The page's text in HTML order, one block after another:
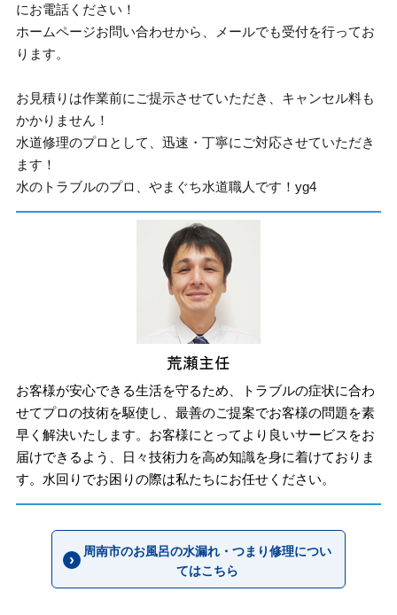
にお電話ください！
ホームページお問い合わせから、メールでも受付を行ってお
ります。
お見積りは作業前にご提示させていただき、キャンセル料も
かかりません！
水道修理のプロとして、迅速・丁寧にご対応させていただき
ます！
水のトラブルのプロ、やまぐち水道職人です！yg4
お客様が安心できる生活を守るため、トラブルの症状に合わ
せてプロの技術を駆使し、最善のご提案でお客様の問題を素
早く解決いたします。お客様にとってより良いサービスをお
届けできるよう、日々技術力を高め知識を身に着けておりま
す。水回りでお困りの際は私たちにお任せください。
周南市のお風呂の水漏れ・つまり修理につい
てはこちら